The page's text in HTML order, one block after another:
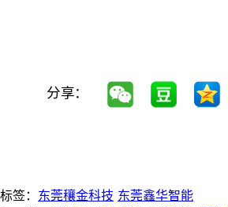
分享：
标签： 东莞穰金科技 东莞鑫华智能